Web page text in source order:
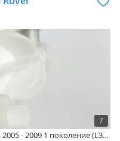
7
- 2009 1 поколение (L320)